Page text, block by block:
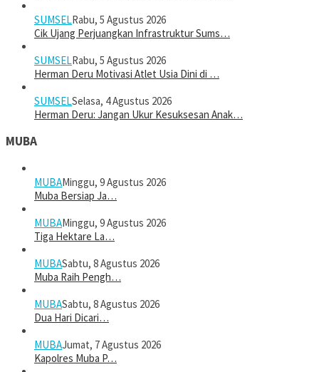
SUMSELRabu, 5 Agustus 2026
Cik Ujang Perjuangkan Infrastruktur Sums…
SUMSELRabu, 5 Agustus 2026
Herman Deru Motivasi Atlet Usia Dini di …
SUMSELSelasa, 4 Agustus 2026
Herman Deru: Jangan Ukur Kesuksesan Anak…
MUBA
MUBAMinggu, 9 Agustus 2026
Muba Bersiap Ja…
MUBAMinggu, 9 Agustus 2026
Tiga Hektare La…
MUBASabtu, 8 Agustus 2026
Muba Raih Pengh…
MUBASabtu, 8 Agustus 2026
Dua Hari Dicari…
MUBAJumat, 7 Agustus 2026
Kapolres Muba P…